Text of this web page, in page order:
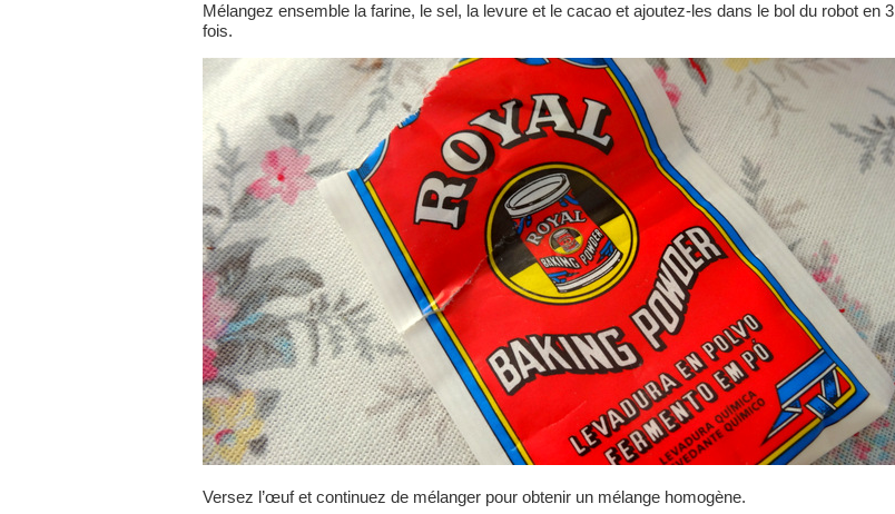
Mélangez ensemble la farine, le sel, la levure et le cacao et ajoutez-les dans le bol du robot en 3
fois.
Versez l’œuf et continuez de mélanger pour obtenir un mélange homogène.